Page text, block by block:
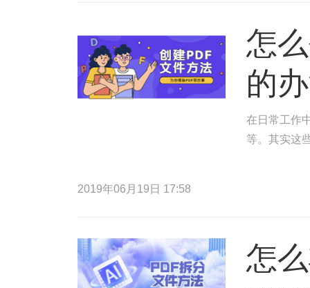
怎
的
在日常工作
等。其实这
2019年06月19日 17:58
怎